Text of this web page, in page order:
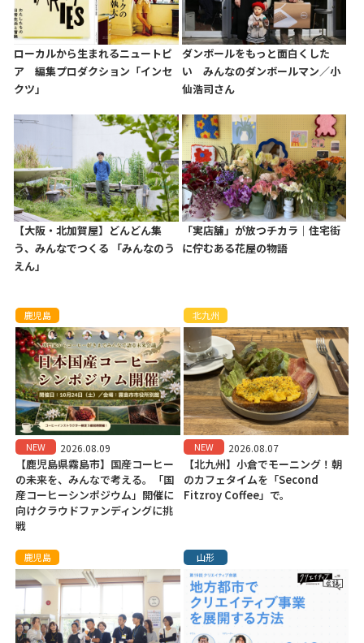
ローカルから生まれるニュートピ
ア 編集プロダクション「インセ
クツ」
ダンボールをもっと面白くした
い みんなのダンボールマン／小
仙浩司さん
【大阪・北加賀屋】どんどん集
う、みんなでつくる 「みんなのう
えん」
「実店舗」が放つチカラ｜住宅街
に佇むある花屋の物語
鹿児島
NEW 2026.08.09
【鹿児島県霧島市】国産コーヒー
の未来を、みんなで考える。「国
産コーヒーシンポジウム」開催に
向けクラウドファンディングに挑
戦
北九州
NEW 2026.08.07
【北九州】小倉でモーニング！朝
のカフェタイムを「Second
Fitzroy Coffee」で。
鹿児島 山形